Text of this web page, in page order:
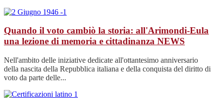
Quando il voto cambiò la storia: all'Arimondi-Eula
una lezione di memoria e cittadinanza NEWS
Nell'ambito delle iniziative dedicate all'ottantesimo anniversario
della nascita della Repubblica italiana e della conquista del diritto di
voto da parte delle...